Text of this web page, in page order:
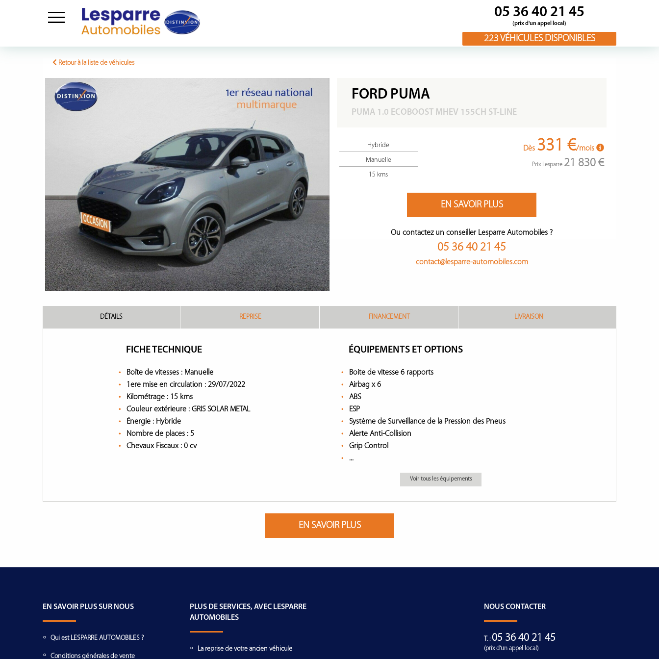
05 36 40 21 45
(prix d'un appel local)
223VÉHICULES DISPONIBLES
Retour à la liste de véhicules
FORD PUMA
PUMA 1.0 ECOBOOST MHEV 155CH ST-LINE
Hybride
Manuelle
15 kms
Dès 331 €/mois
Prix Lesparre 21 830 €
EN SAVOIR PLUS
Ou contactez un conseiller Lesparre Automobiles ?
05 36 40 21 45
contact@lesparre-automobiles.com
DÉTAILS REPRISE FINANCEMENT LIVRAISON
FICHE TECHNIQUE
Boîte de vitesses : Manuelle
1ere mise en circulation : 29/07/2022
Kilométrage : 15 kms
Couleur extérieure : GRIS SOLAR METAL
Énergie : Hybride
Nombre de places : 5
Chevaux Fiscaux : 0 cv
ÉQUIPEMENTS ET OPTIONS
Boite de vitesse 6 rapports
Airbag x 6
ABS
ESP
Système de Surveillance de la Pression des Pneus
Alerte Anti-Collision
Grip Control
...
Voir tous les équipements
EN SAVOIR PLUS
EN SAVOIR PLUS SUR NOUS
Qui est LESPARRE AUTOMOBILES ?
Conditions générales de vente
PLUS DE SERVICES, AVEC LESPARRE
AUTOMOBILES
La reprise de votre ancien véhicule
NOUS CONTACTER
T. :05 36 40 21 45
(prix d'un appel local)